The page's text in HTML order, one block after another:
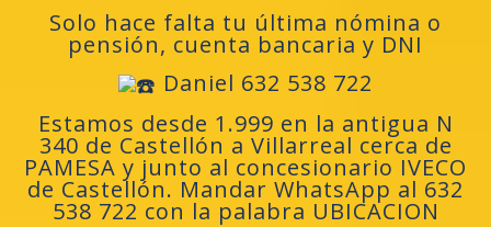
Solo hace falta tu última nómina o
pensión, cuenta bancaria y DNI
Daniel 632 538 722
Estamos desde 1.999 en la antigua N
340 de Castellón a Villarreal cerca de
PAMESA y junto al concesionario IVECO
de Castellón. Mandar WhatsApp al 632
538 722 con la palabra UBICACION